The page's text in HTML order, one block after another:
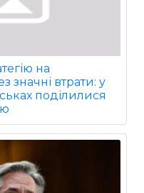
на
значні втрати: у
поділилися